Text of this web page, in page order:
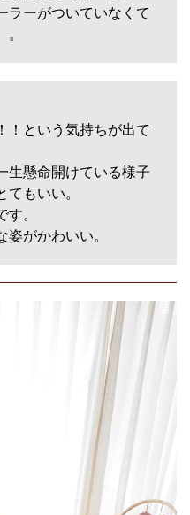
ラーがついていなくて
！という気持ちが出て
生懸命開けている様子
もいい。
す。
姿がかわいい。